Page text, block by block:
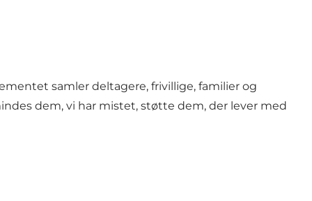
samler deltagere, frivillige, familier og
dem, vi har mistet, støtte dem, der lever med